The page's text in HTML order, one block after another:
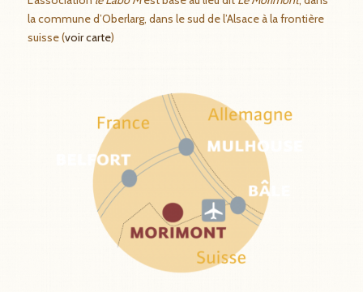
la commune d’Oberlarg, dans le sud de l’Alsace à la frontière
suisse (voir carte)